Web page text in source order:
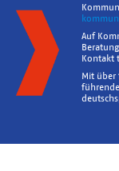
Auf
Kontakt
Mit über